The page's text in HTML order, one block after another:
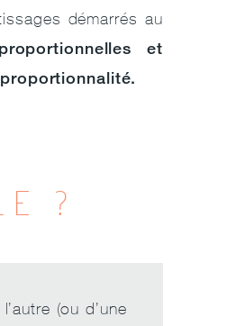
démarrés au
et
?
(ou d’une